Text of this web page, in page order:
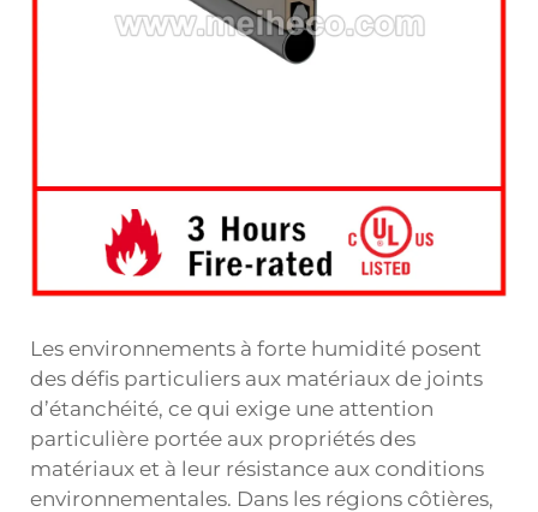
Les environnements à forte humidité posent
des défis particuliers aux matériaux de joints
d’étanchéité, ce qui exige une attention
particulière portée aux propriétés des
matériaux et à leur résistance aux conditions
environnementales. Dans les régions côtières,